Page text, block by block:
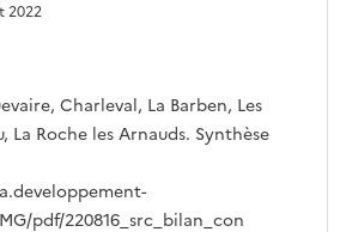
c
l
Charleval, La Barben, Les
La Roche les Arnauds. Synthèse
2022
pdf/220816_src_bilan_con